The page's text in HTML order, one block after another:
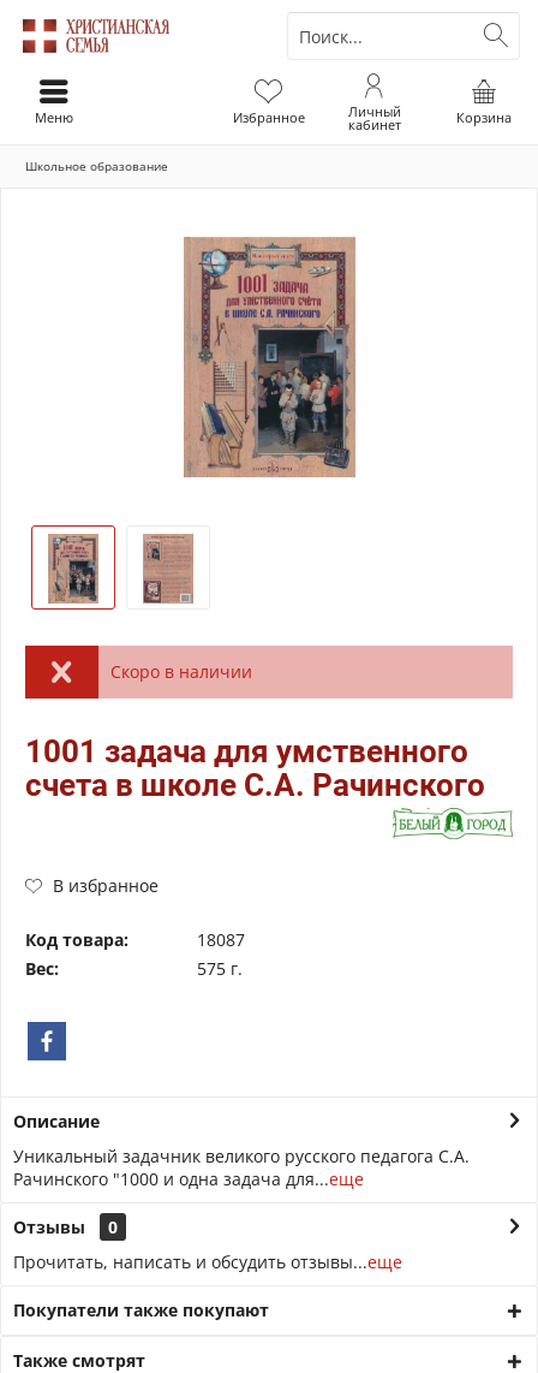
Корзина
Избранное Личный
кабинет
Меню
Школьное образование
Скоро в наличии
1001 задача для умственного
счета в школе С.А. Рачинского
В избранное
Код товара:
18087
Вес:
575 г.
Описание
Уникальный задачник великого русского педагога С.А.
Рачинского "1000 и одна задача для...еще
Отзывы
0
Прочитать, написать и обсудить отзывы...еще
Покупатели также покупают
Также смотрят